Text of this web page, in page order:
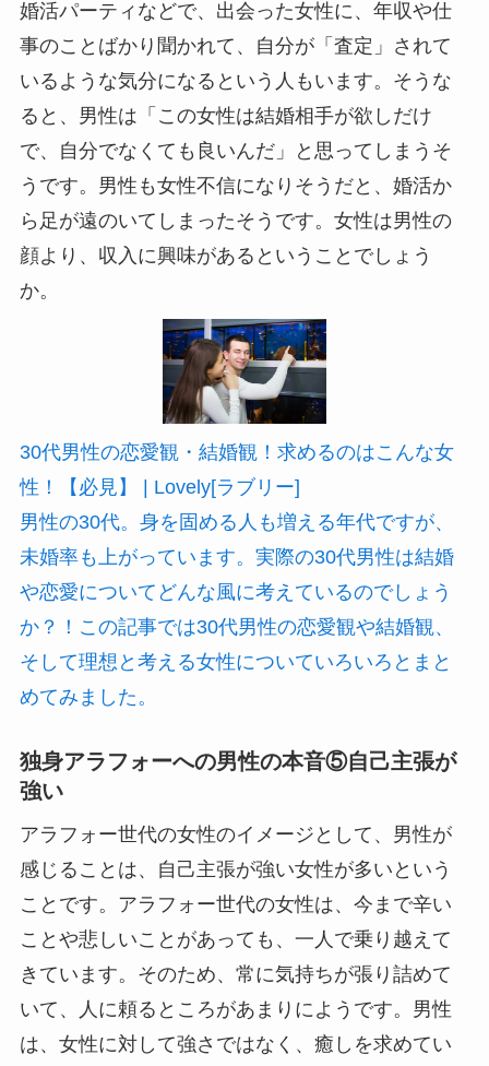
婚活パーティなどで、出会った女性に、年収や仕
事のことばかり聞かれて、自分が「査定」されて
いるような気分になるという人もいます。そうな
ると、男性は「この女性は結婚相手が欲しだけ
で、自分でなくても良いんだ」と思ってしまうそ
うです。男性も女性不信になりそうだと、婚活か
ら足が遠のいてしまったそうです。女性は男性の
顔より、収入に興味があるということでしょう
か。
30代男性の恋愛観・結婚観！求めるのはこんな女
性！【必見】 | Lovely[ラブリー]
男性の30代。身を固める人も増える年代ですが、
未婚率も上がっています。実際の30代男性は結婚
や恋愛についてどんな風に考えているのでしょう
か？！この記事では30代男性の恋愛観や結婚観、
そして理想と考える女性についていろいろとまと
めてみました。
独身アラフォーへの男性の本音⑤自己主張が
強い
アラフォー世代の女性のイメージとして、男性が
感じることは、自己主張が強い女性が多いという
ことです。アラフォー世代の女性は、今まで辛い
ことや悲しいことがあっても、一人で乗り越えて
きています。そのため、常に気持ちが張り詰めて
いて、人に頼るところがあまりにようです。男性
は、女性に対して強さではなく、癒しを求めてい